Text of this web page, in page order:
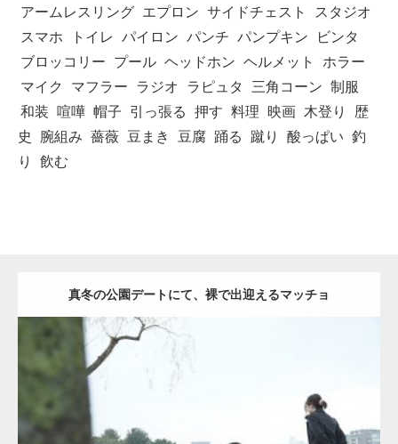
アームレスリング エプロン サイドチェスト
スタジオ
スマホ
トイレ パイロン パンチ パンプキン
ビンタ
ブロッコリー
プール ヘッドホン ヘルメット
ホラー
マイク
マフラー ラジオ ラピュタ 三角コーン 制服
和装
喧嘩 帽子 引っ張る 押す 料理 映画 木登り
歴
史
腕組み 薔薇 豆まき 豆腐 踊る 蹴り 酸っぱい 釣
り
飲む
真冬の公園デートにて、裸で出迎えるマッチョ
公園のマッチョ AKIHITO(細マッチョ) 背中